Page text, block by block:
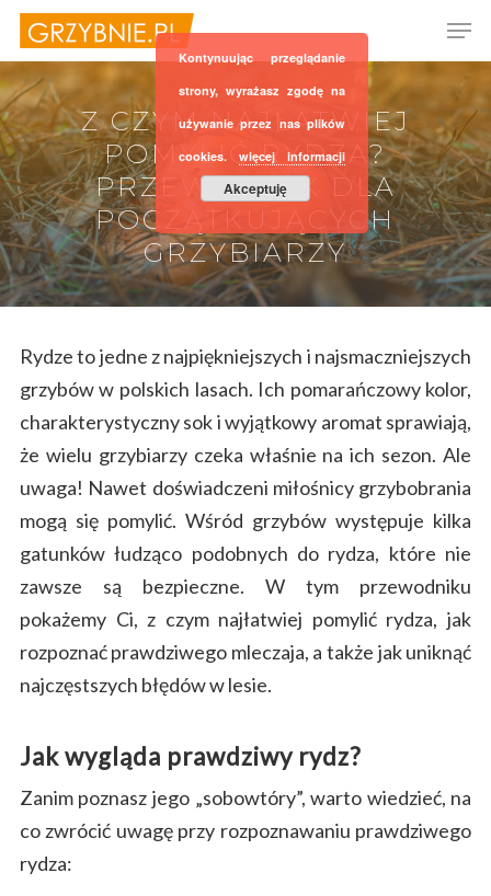
Hit enter to search or ESC to close
Z CZYM NAJŁATWIEJ
POMYLIĆ RYDZA?
PRZEWODNIK DLA
POCZĄTKUJĄCYCH
GRZYBIARZY
Rydze to jedne z najpiękniejszych i najsmaczniejszych
grzybów w polskich lasach. Ich pomarańczowy kolor,
charakterystyczny sok i wyjątkowy aromat sprawiają,
że wielu grzybiarzy czeka właśnie na ich sezon. Ale
uwaga! Nawet doświadczeni miłośnicy grzybobrania
mogą się pomylić. Wśród grzybów występuje kilka
gatunków łudząco podobnych do rydza, które nie
zawsze są bezpieczne. W tym przewodniku
pokażemy Ci, z czym najłatwiej pomylić rydza, jak
rozpoznać prawdziwego mleczaja, a także jak uniknąć
najczęstszych błędów w lesie.
Jak wygląda prawdziwy rydz?
Zanim poznasz jego „sobowtóry”, warto wiedzieć, na
co zwrócić uwagę przy rozpoznawaniu prawdziwego
rydza:
Kontynuując przeglądanie
strony, wyrażasz zgodę na
używanie przez nas plików
cookies. więcej informacji
Akceptuję